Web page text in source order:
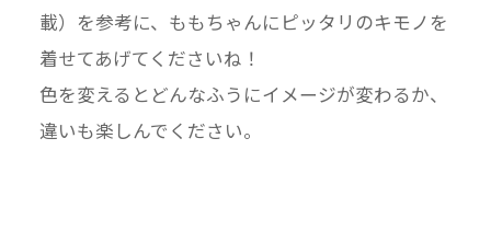
◎山崎 零／やまざき ぜろ
大阪出身の漫画家。京都の芸術大学で本格的に
日本画を学び、日本画家としても活動中。大学
載）を参考に、ももちゃんにピッタリのキモノを
着せてあげてくださいね！
色を変えるとどんなふうにイメージが変わるか、
違いも楽しんでください。